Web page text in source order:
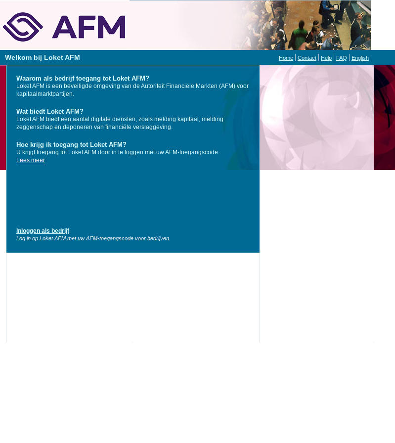
Welkom bij Loket AFM Home Contact Help FAQ English
Waarom als bedrijf toegang tot Loket AFM?
Loket AFM is een beveiligde omgeving van de Autoriteit Financiële Markten (AFM) voor
kapitaalmarktpartijen.
Wat biedt Loket AFM?
Loket AFM biedt een aantal digitale diensten, zoals melding kapitaal, melding
zeggenschap en deponeren van financiële verslaggeving.
Hoe krijg ik toegang tot Loket AFM?
U krijgt toegang tot Loket AFM door in te loggen met uw AFM-toegangscode.
Lees meer
Inloggen als bedrijf
Log in op Loket AFM met uw AFM-toegangscode voor bedrijven.